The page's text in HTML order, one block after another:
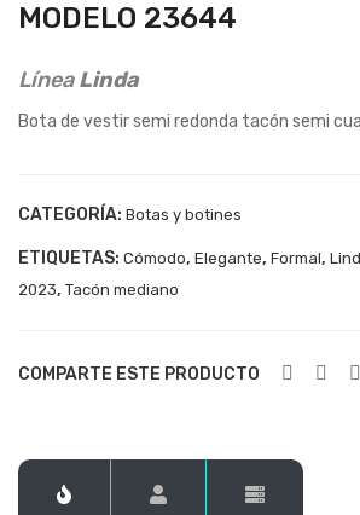
MODELO 23644
Línea Linda
Bota de vestir semi redonda tacón semi
CATEGORÍA: Botas y botines
ETIQUETAS: Cómodo, Elegante, Formal,
2023, Tacón mediano
COMPARTE ESTE PRODUCTO